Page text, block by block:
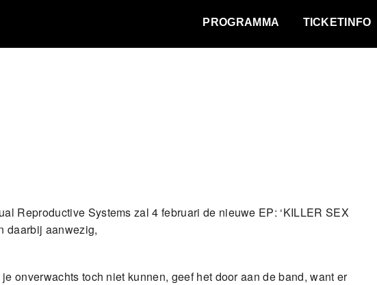
PROGRAMMA TICKETINFO
Reproductive Systems zal 4 februari de nieuwe EP: ‘KILLER SEX
daarbij aanwezig,
onverwachts toch niet kunnen, geef het door aan de band, want er